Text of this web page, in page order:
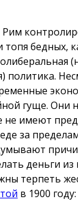
топя бедных,
политика.
гуще. Они
не имеют
за
деньги
терпеть
в 1900 году: